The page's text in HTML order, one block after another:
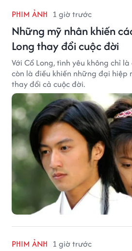
PHIM ẢNH 1 giờ trước
Những mỹ nhân khiến
Long thay đổi cuộc đời
Với Cổ Long, tình yêu không chỉ
còn là điều khiến những đại hiệp
thay đổi cả cuộc đời.
PHIM ẢNH 1 giờ trước